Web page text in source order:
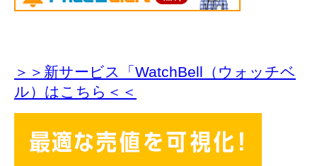
＞＞新サービス「WatchBell（ウォッチベ
ル）はこちら＜＜